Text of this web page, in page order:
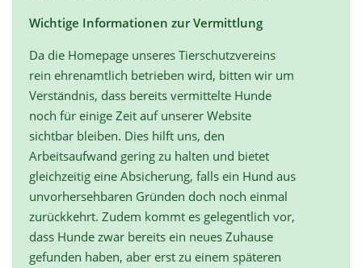
Wichtige Informationen zur Vermittlung
Da die Homepage unseres Tierschutzvereins
rein ehrenamtlich betrieben wird, bitten wir um
Verständnis, dass bereits vermittelte Hunde
noch für einige Zeit auf unserer Website
sichtbar bleiben. Dies hilft uns, den
Arbeitsaufwand gering zu halten und bietet
gleichzeitig eine Absicherung, falls ein Hund aus
unvorhersehbaren Gründen doch noch einmal
zurückkehrt. Zudem kommt es gelegentlich vor,
dass Hunde zwar bereits ein neues Zuhause
gefunden haben, aber erst zu einem späteren